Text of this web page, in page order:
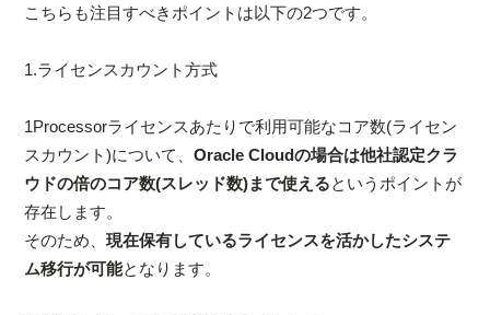
こちらも注目すべきポイントは以下の2つです。
1.ライセンスカウント方式
1Processorライセンスあたりで利用可能なコア数(ライセン
スカウント)について、Oracle Cloudの場合は他社認定クラ
ウドの倍のコア数(スレッド数)まで使えるというポイントが
存在します。
そのため、現在保有しているライセンスを活かしたシステ
ム移行が可能となります。